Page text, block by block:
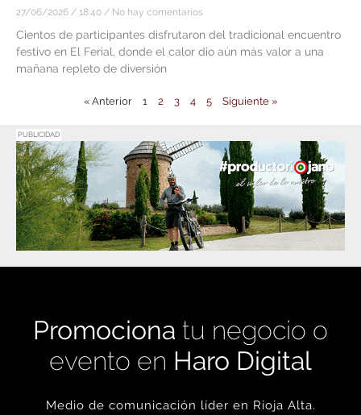
27/06/2026 18:40 No hay comentarios
Cientos de participantes disfrutaron del tradicional encuentro
festivo en El Ferial, donde el calor dio aún más valor a una
mañana repleto de diversión
« Anterior 1 2 3 4 5 Siguiente »
PUBLICIDAD
Promociona tu negocio o
evento en Haro Digital
Medio de comunicación líder en Rioja Alta.